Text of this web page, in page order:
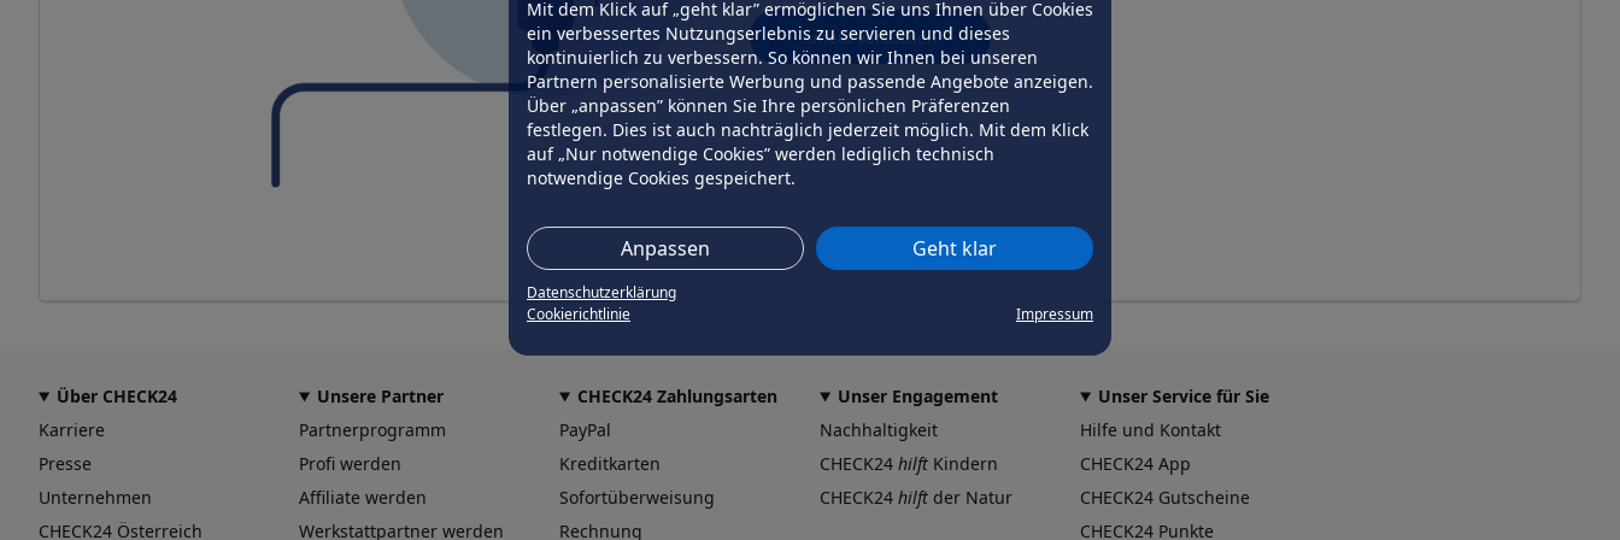
Mit dem Klick auf „geht klar” ermöglichen Sie uns Ihnen über Cookies
ein verbessertes Nutzungserlebnis zu servieren und dieses
kontinuierlich zu verbessern. So können wir Ihnen bei unseren
Partnern personalisierte Werbung und passende Angebote anzeigen.
Über „anpassen” können Sie Ihre persönlichen Präferenzen
festlegen. Dies ist auch nachträglich jederzeit möglich. Mit dem Klick
auf „Nur notwendige Cookies” werden lediglich technisch
notwendige Cookies gespeichert.
Anpassen Geht klar
Datenschutzerklärung
Cookierichtlinie
Impressum
erneut versuchen
Über CHECK24
Karriere
Presse
Unternehmen
CHECK24 Österreich
Unsere Partner
Partnerprogramm
Profi werden
Affiliate werden
Werkstattpartner werden
CHECK24 Zahlungsarten
PayPal
Kreditkarten
Sofortüberweisung
Rechnung
Unser Engagement
Nachhaltigkeit
CHECK24 hilft Kindern
CHECK24 hilft der Natur
Unser Service für Sie
Hilfe und Kontakt
CHECK24 App
CHECK24 Gutscheine
CHECK24 Punkte